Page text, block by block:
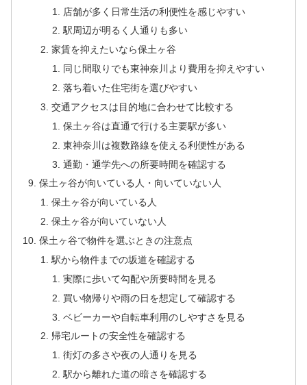
店舗が多く日常生活の利便性を感じやすい
駅周辺が明るく人通りも多い
家賃を抑えたいなら保土ヶ谷
同じ間取りでも東神奈川より費用を抑えやすい
落ち着いた住宅街を選びやすい
交通アクセスは目的地に合わせて比較する
保土ヶ谷は直通で行ける主要駅が多い
東神奈川は複数路線を使える利便性がある
通勤・通学先への所要時間を確認する
保土ヶ谷が向いている人・向いていない人
保土ヶ谷が向いている人
保土ヶ谷が向いていない人
保土ヶ谷で物件を選ぶときの注意点
駅から物件までの坂道を確認する
実際に歩いて勾配や所要時間を見る
買い物帰りや雨の日を想定して確認する
ベビーカーや自転車利用のしやすさを見る
帰宅ルートの安全性を確認する
街灯の多さや夜の人通りを見る
駅から離れた道の暗さを確認する